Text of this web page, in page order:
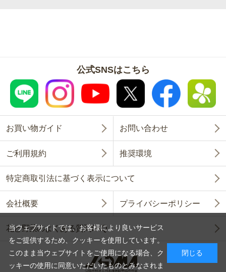
公式SNSはこちら
お買い物ガイド お問い合わせ
ご利用規約 推奨環境
特定商取引法に基づく表示について
会社概要 プライバシーポリシー
花と野菜のよくある質問FAQ
当ウェブサイトでは、お客様により良いサービス
をご提供するため、クッキーを使用しています。
このまま当ウェブサイトをご使用になる場合、ク
ッキーの使用に同意いただいたものとみなされま
閉じる